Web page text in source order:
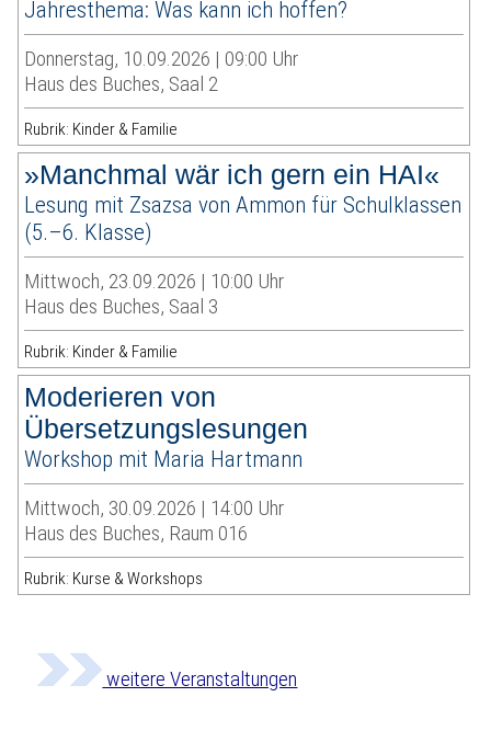
Jahresthema: Was kann ich hoffen?
Donnerstag, 10.09.2026 | 09:00 Uhr
Haus des Buches, Saal 2
Rubrik: Kinder & Familie
»Manchmal wär ich gern ein HAI«
Lesung mit Zsazsa von Ammon für Schulklassen
(5.–6. Klasse)
Mittwoch, 23.09.2026 | 10:00 Uhr
Haus des Buches, Saal 3
Rubrik: Kinder & Familie
Moderieren von
Übersetzungslesungen
Workshop mit Maria Hartmann
Mittwoch, 30.09.2026 | 14:00 Uhr
Haus des Buches, Raum 016
Rubrik: Kurse & Workshops
weitere Veranstaltungen